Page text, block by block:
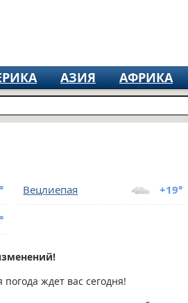
АЗИЯ АФРИКА
+19°
Вецлиепая
погода ждет вас сегодня!